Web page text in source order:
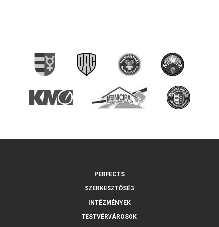
PERFECTS
SZERKESZTŐSÉG
INTÉZMÉNYEK
TESTVÉRVÁROSOK